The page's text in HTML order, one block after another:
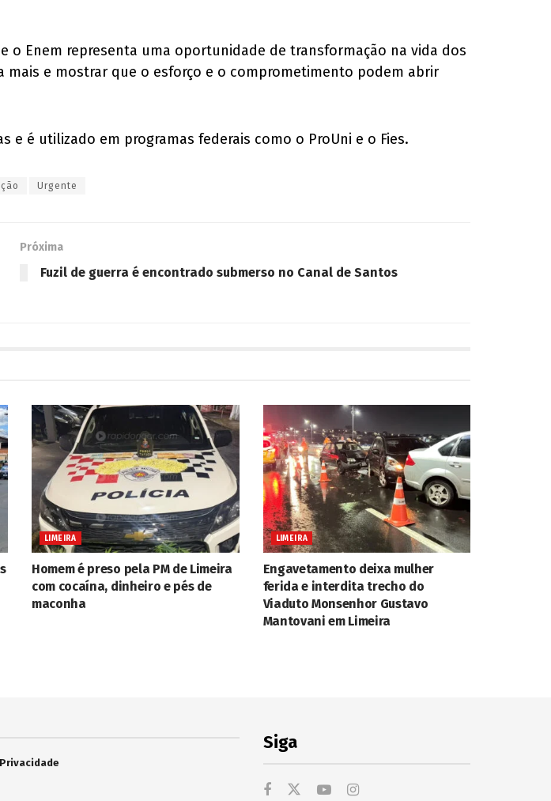
o Enem representa uma oportunidade de transformação na vida dos
mais e mostrar que o esforço e o comprometimento podem abrir
é utilizado em programas federais como o ProUni e o Fies.
Urgente
Próxima
Fuzil de guerra é encontrado submerso no Canal de Santos
LIMEIRA
Homem é preso pela PM de Limeira
com cocaína, dinheiro e pés de
maconha
LIMEIRA
Engavetamento deixa mulher
ferida e interdita trecho do
Viaduto Monsenhor Gustavo
Mantovani em Limeira
Siga